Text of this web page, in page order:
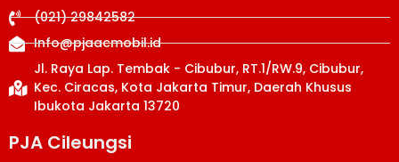
(021) 29842582
Info@pjaacmobil.id
Jl. Raya Lap. Tembak - Cibubur, RT.1/RW.9, Cibubur,
Kec. Ciracas, Kota Jakarta Timur, Daerah Khusus
Ibukota Jakarta 13720
PJA Cileungsi